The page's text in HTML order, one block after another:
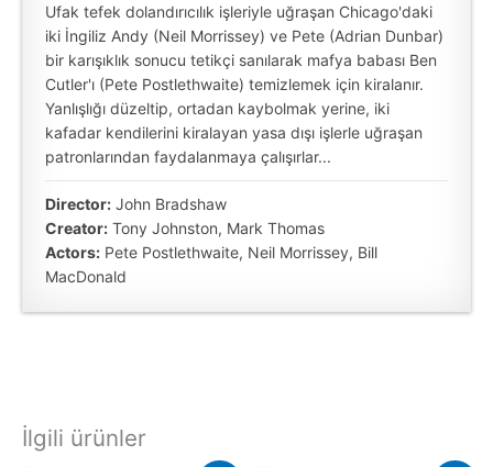
Ufak tefek dolandırıcılık işleriyle uğraşan Chicago'daki
iki İngiliz Andy (Neil Morrissey) ve Pete (Adrian Dunbar)
bir karışıklık sonucu tetikçi sanılarak mafya babası Ben
Cutler'ı (Pete Postlethwaite) temizlemek için kiralanır.
Yanlışlığı düzeltip, ortadan kaybolmak yerine, iki
kafadar kendilerini kiralayan yasa dışı işlerle uğraşan
patronlarından faydalanmaya çalışırlar...
Director: John Bradshaw
Creator: Tony Johnston, Mark Thomas
Actors: Pete Postlethwaite, Neil Morrissey, Bill
MacDonald
İlgili ürünler